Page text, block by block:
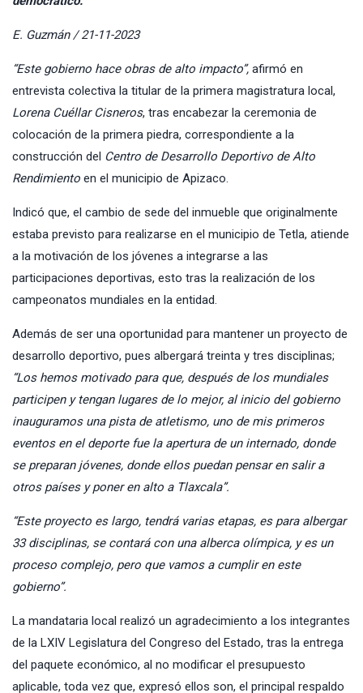
E. Guzmán / 21-11-2023
“Este gobierno hace obras de alto impacto”, afirmó en
entrevista colectiva la titular de la primera magistratura local,
Lorena Cuéllar Cisneros, tras encabezar la ceremonia de
colocación de la primera piedra, correspondiente a la
construcción del Centro de Desarrollo Deportivo de Alto
Rendimiento en el municipio de Apizaco.
Indicó que, el cambio de sede del inmueble que originalmente
estaba previsto para realizarse en el municipio de Tetla, atiende
a la motivación de los jóvenes a integrarse a las
participaciones deportivas, esto tras la realización de los
campeonatos mundiales en la entidad.
Además de ser una oportunidad para mantener un proyecto de
desarrollo deportivo, pues albergará treinta y tres disciplinas;
“Los hemos motivado para que, después de los mundiales
participen y tengan lugares de lo mejor, al inicio del gobierno
inauguramos una pista de atletismo, uno de mis primeros
eventos en el deporte fue la apertura de un internado, donde
se preparan jóvenes, donde ellos puedan pensar en salir a
otros países y poner en alto a Tlaxcala”.
“Este proyecto es largo, tendrá varias etapas, es para albergar
33 disciplinas, se contará con una alberca olímpica, y es un
proceso complejo, pero que vamos a cumplir en este
gobierno”.
La mandataria local realizó un agradecimiento a los integrantes
de la LXIV Legislatura del Congreso del Estado, tras la entrega
del paquete económico, al no modificar el presupuesto
aplicable, toda vez que, expresó ellos son, el principal respaldo